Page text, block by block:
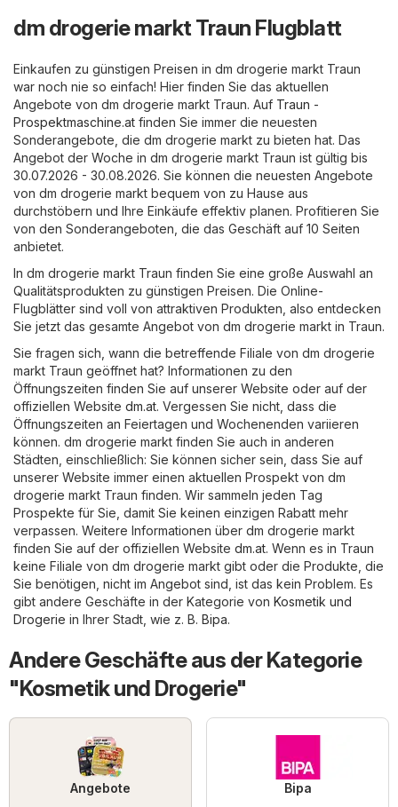
dm drogerie markt Traun Flugblatt
Einkaufen zu günstigen Preisen in dm drogerie markt Traun
war noch nie so einfach! Hier finden Sie das aktuellen
Angebote von dm drogerie markt Traun. Auf Traun -
Prospektmaschine.at finden Sie immer die neuesten
Sonderangebote, die dm drogerie markt zu bieten hat. Das
Angebot der Woche in dm drogerie markt Traun ist gültig bis
30.07.2026 - 30.08.2026. Sie können die neuesten Angebote
von dm drogerie markt bequem von zu Hause aus
durchstöbern und Ihre Einkäufe effektiv planen. Profitieren Sie
von den Sonderangeboten, die das Geschäft auf 10 Seiten
anbietet.
In dm drogerie markt Traun finden Sie eine große Auswahl an
Qualitätsprodukten zu günstigen Preisen. Die Online-
Flugblätter sind voll von attraktiven Produkten, also entdecken
Sie jetzt das gesamte Angebot von dm drogerie markt in Traun.
Sie fragen sich, wann die betreffende Filiale von dm drogerie
markt Traun geöffnet hat? Informationen zu den
Öffnungszeiten finden Sie auf unserer Website oder auf der
offiziellen Website dm.at. Vergessen Sie nicht, dass die
Öffnungszeiten an Feiertagen und Wochenenden variieren
können. dm drogerie markt finden Sie auch in anderen
Städten, einschließlich: Sie können sicher sein, dass Sie auf
unserer Website immer einen aktuellen Prospekt von dm
drogerie markt Traun finden. Wir sammeln jeden Tag
Prospekte für Sie, damit Sie keinen einzigen Rabatt mehr
verpassen. Weitere Informationen über dm drogerie markt
finden Sie auf der offiziellen Website dm.at. Wenn es in Traun
keine Filiale von dm drogerie markt gibt oder die Produkte, die
Sie benötigen, nicht im Angebot sind, ist das kein Problem. Es
gibt andere Geschäfte in der Kategorie von Kosmetik und
Drogerie in Ihrer Stadt, wie z. B. Bipa.
Andere Geschäfte aus der Kategorie
"Kosmetik und Drogerie"
Angebote Bipa